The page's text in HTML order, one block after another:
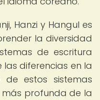
Hanzi y Hangul es
la diversidad
de escritura
diferencias en la
de estos sistemas
profunda de la